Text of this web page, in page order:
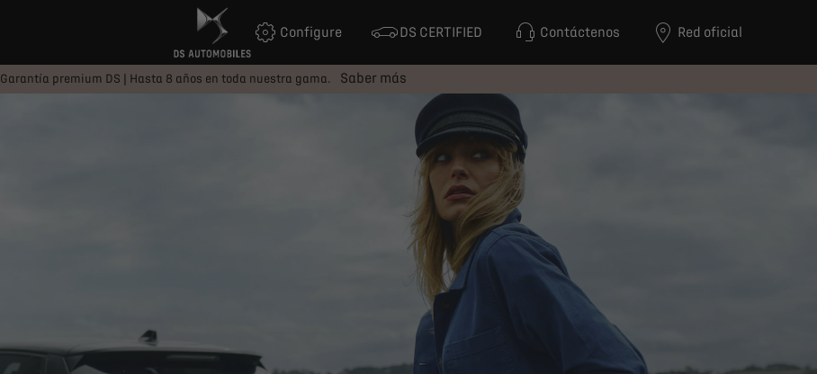
Configure DS CERTIFIED Contáctenos Red oficial
Garantía premium DS | Hasta 8 años en toda nuestra gama. Saber más